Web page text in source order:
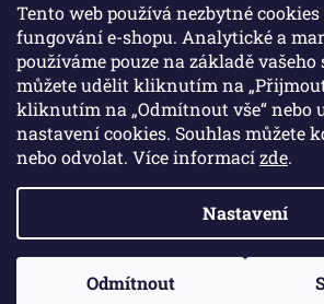
Tento web používá nezbytné
fungování e-shopu. Analytické a
používáme pouze na základě vašeho
můžete udělit kliknutím na
kliknutím na „Odmítnout vše“ nebo
nastavení cookies. Souhlas můžete
nebo odvolat. Více informacízde.
Nastavení
Odmítnout
Prohlášení o shodě
Způsoby platby
DOTAZY
Kontakty
Copyright 2026Colibri print. Všechna
Upravit nastavení